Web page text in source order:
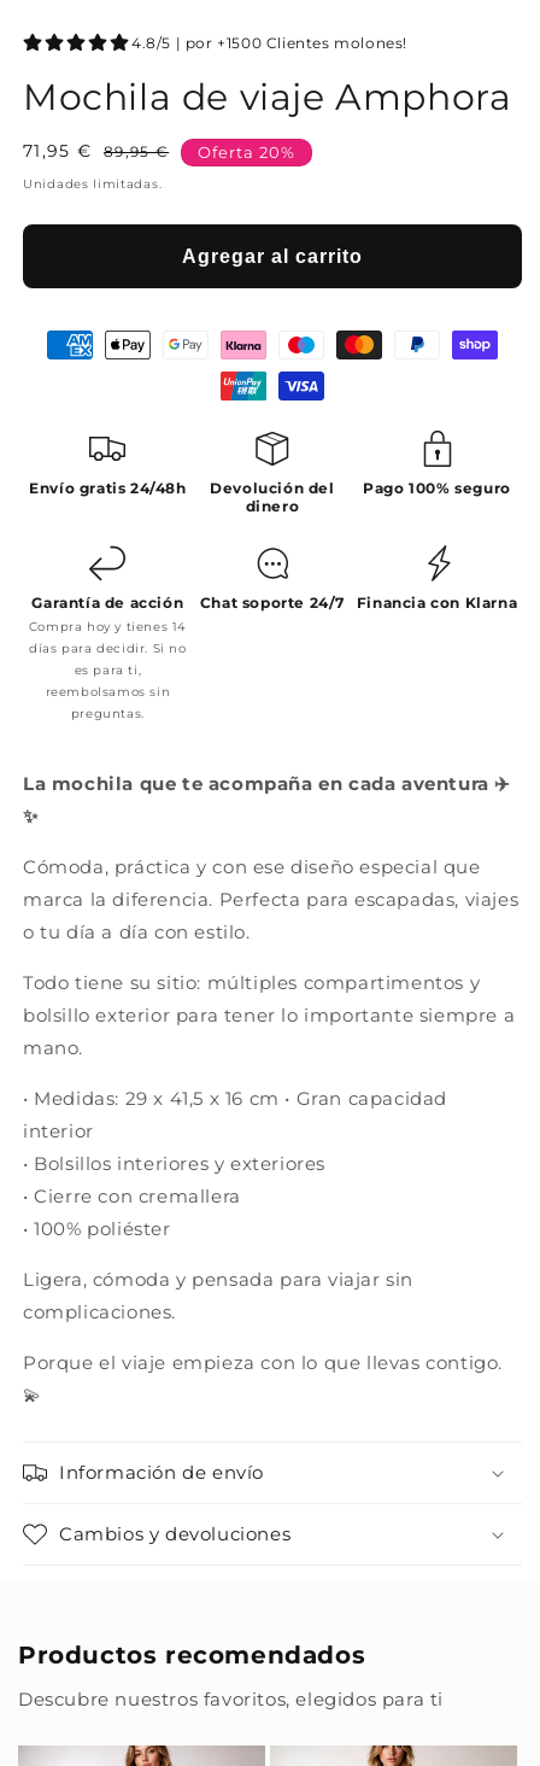
4.8/5 | por +1500 Clientes molones!
Mochila de viaje Amphora
Precio
89,95 €
Precio
71,95 € Oferta 20%
Unidades limitadas.
Agregar al carrito
Envío gratis 24/48h
Devolución del
dinero
Pago 100% seguro
Garantía de acción
Compra hoy y tienes 14
días para decidir. Si no
es para ti,
reembolsamos sin
preguntas.
Chat soporte 24/7 Financia con Klarna
La mochila que te acompaña en cada aventura ✈️
✨
Cómoda, práctica y con ese diseño especial que
marca la diferencia. Perfecta para escapadas, viajes
o tu día a día con estilo.
Todo tiene su sitio: múltiples compartimentos y
bolsillo exterior para tener lo importante siempre a
mano.
• Medidas: 29 x 41,5 x 16 cm • Gran capacidad
interior
• Bolsillos interiores y exteriores
• Cierre con cremallera
• 100% poliéster
Ligera, cómoda y pensada para viajar sin
complicaciones.
Porque el viaje empieza con lo que llevas contigo.
💫
Información de envío
Cambios y devoluciones
Productos recomendados
Descubre nuestros favoritos, elegidos para ti